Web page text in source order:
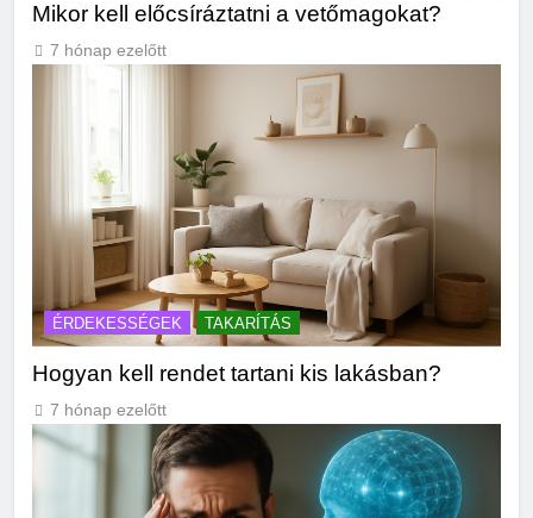
Mikor kell előcsíráztatni a vetőmagokat?
7 hónap ezelőtt
ÉRDEKESSÉGEK TAKARÍTÁS
Hogyan kell rendet tartani kis lakásban?
7 hónap ezelőtt